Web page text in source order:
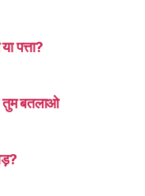
पत्ता?
तुम बतलाओ